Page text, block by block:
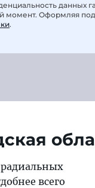
данных
момент. Оформляя
.
всего